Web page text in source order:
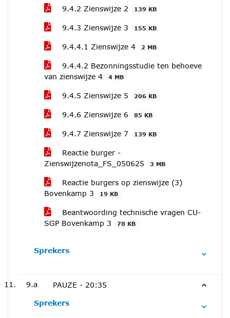
9.4.2 Zienswijze 2 139 KB
9.4.3 Zienswijze 3 155 KB
9.4.4.1 Zienswijze 4 2 MB
9.4.4.2 Bezonningsstudie ten behoeve
van zienswijze 4
4 MB
9.4.5 Zienswijze 5 206 KB
9.4.6 Zienswijze 6 85 KB
9.4.7 Zienswijze 7 139 KB
Reactie burger -
Zienswijzenota_FS_050625
3 MB
Reactie burgers op zienswijze (3)
Bovenkamp 3
19 KB
Beantwoording technische vragen CU-
SGP Bovenkamp 3
78 KB
Sprekers
9.a PAUZE - 20:35
Sprekers